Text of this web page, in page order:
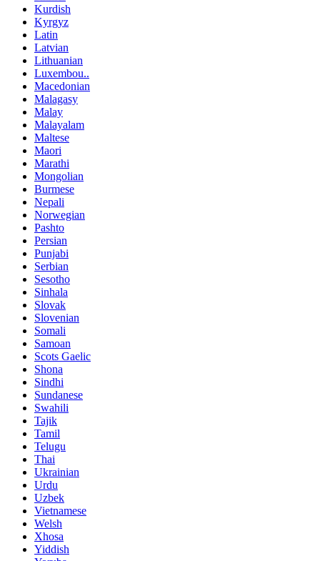
Kurdish
Kyrgyz
Latin
Latvian
Lithuanian
Luxembou..
Macedonian
Malagasy
Malay
Malayalam
Maltese
Maori
Marathi
Mongolian
Burmese
Nepali
Norwegian
Pashto
Persian
Punjabi
Serbian
Sesotho
Sinhala
Slovak
Slovenian
Somali
Samoan
Scots Gaelic
Shona
Sindhi
Sundanese
Swahili
Tajik
Tamil
Telugu
Thai
Ukrainian
Urdu
Uzbek
Vietnamese
Welsh
Xhosa
Yiddish